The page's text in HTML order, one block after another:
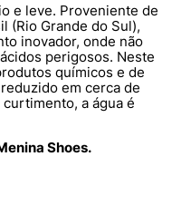
e leve. Proveniente de
(Rio Grande do Sul),
inovador, onde não
perigosos. Neste
químicos e de
em cerca de
a água é
Shoes.